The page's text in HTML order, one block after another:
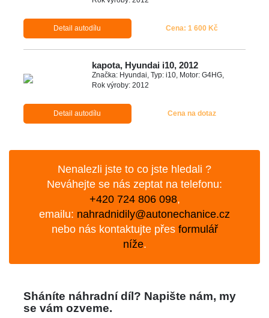
Detail autodílu Cena: 1 600 Kč
kapota, Hyundai i10, 2012
Značka: Hyundai, Typ: i10, Motor: G4HG,
Rok výroby: 2012
Detail autodílu Cena na dotaz
Nenalezli jste to co jste hledali ?
Neváhejte se nás zeptat na telefonu:
+420 724 806 098,
emailu: nahradnidily@autonechanice.cz
nebo nás kontaktujte přes formulář
níže.
Sháníte náhradní díl? Napište nám, my
se vám ozveme.